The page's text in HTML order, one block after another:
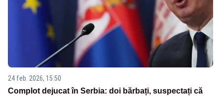
24 feb. 2026, 15:50
Complot dejucat în Serbia: doi bărbați, suspectați că